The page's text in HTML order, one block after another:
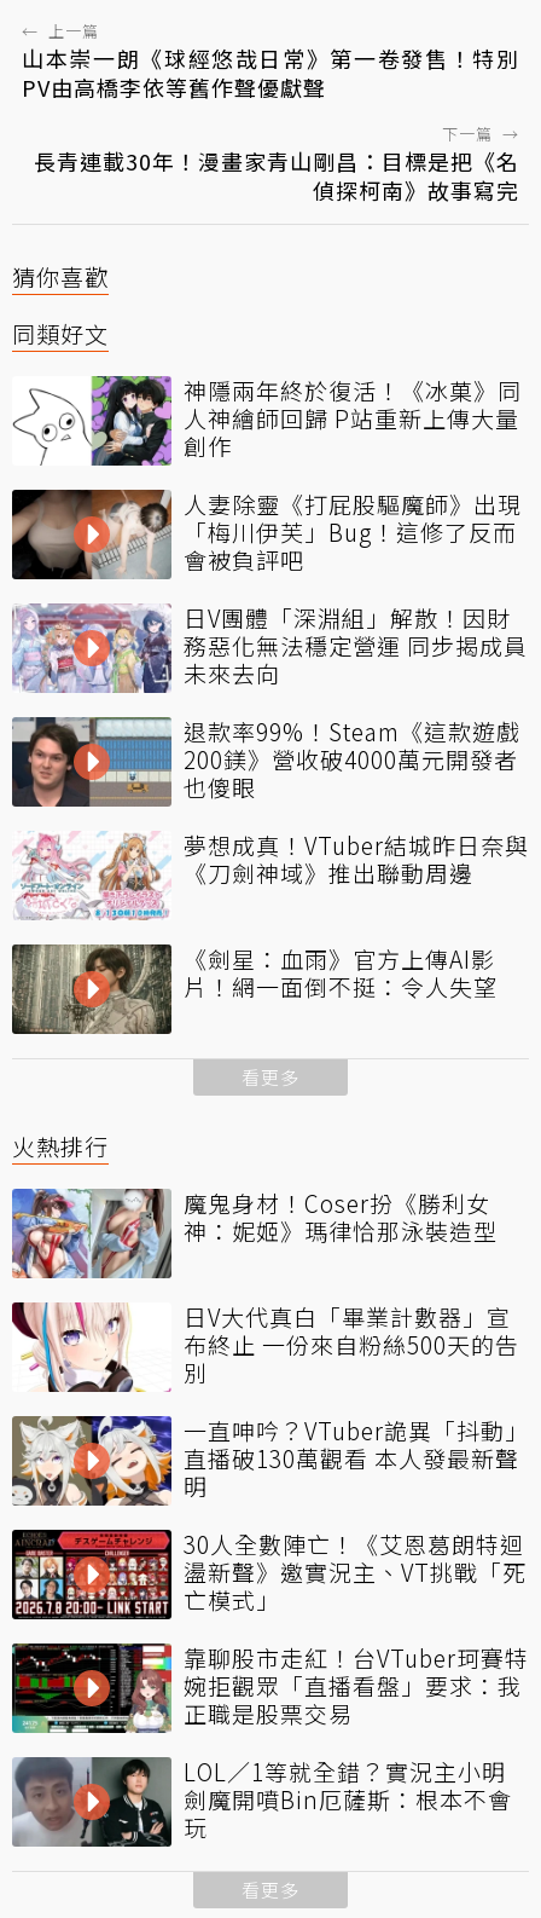
← 上一篇
山本崇一朗《球經悠哉日常》第一卷發售！特別
PV由高橋李依等舊作聲優獻聲
下一篇 →
長青連載30年！漫畫家青山剛昌：目標是把《名
偵探柯南》故事寫完
猜你喜歡
同類好文
神隱兩年終於復活！《冰菓》同
人神繪師回歸 P站重新上傳大量
創作
人妻除靈《打屁股驅魔師》出現
「梅川伊芙」Bug！這修了反而
會被負評吧
日V團體「深淵組」解散！因財
務惡化無法穩定營運 同步揭成員
未來去向
退款率99%！Steam《這款遊戲
200鎂》營收破4000萬元開發者
也傻眼
夢想成真！VTuber結城昨日奈與
《刀劍神域》推出聯動周邊
《劍星：血雨》官方上傳AI影
片！網一面倒不挺：令人失望
看更多
火熱排行
魔鬼身材！Coser扮《勝利女
神：妮姬》瑪律恰那泳裝造型
日V大代真白「畢業計數器」宣
布終止 一份來自粉絲500天的告
別
一直呻吟？VTuber詭異「抖動」
直播破130萬觀看 本人發最新聲
明
30人全數陣亡！《艾恩葛朗特迴
盪新聲》邀實況主、VT挑戰「死
亡模式」
靠聊股市走紅！台VTuber珂賽特
婉拒觀眾「直播看盤」要求：我
正職是股票交易
LOL／1等就全錯？實況主小明
劍魔開噴Bin厄薩斯：根本不會
玩
看更多